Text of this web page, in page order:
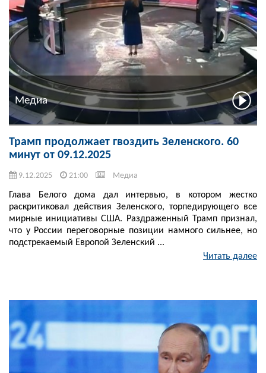
Медиа
Трамп продолжает гвоздить Зеленского. 60
минут от 09.12.2025
9.12.2025 21:00 Медиа
Глава Белого дома дал интервью, в котором жестко
раскритиковал действия Зеленского, торпедирующего все
мирные инициативы США. Раздраженный Трамп признал,
что у России переговорные позиции намного сильнее, но
подстрекаемый Европой Зеленский ...
Читать далее